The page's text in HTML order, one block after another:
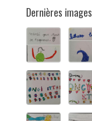
Dernières images